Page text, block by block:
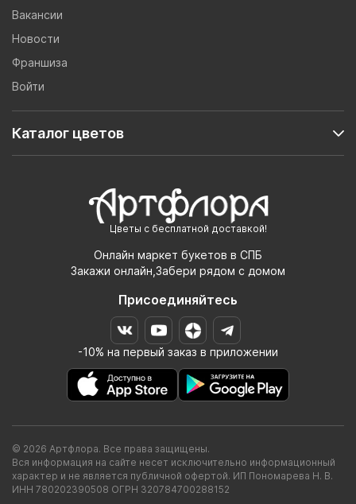
Цветы с бесплатной доставкой!
Онлайн маркет букетов в СПБ
Закажи онлайн,Забери рядом с домом
Присоединяйтесь
-10% на первый заказ в приложении
Вакансии
Новости
Франшиза
Войти
Каталог цветов
© 2026 Артфлора. Все права защищены.
Вся информация на сайте несет исключительно информационный
характер и не является публичной офертой. ИП Пономарева Н. В.
ИНН 780202390508 ОГРН 320784700288152